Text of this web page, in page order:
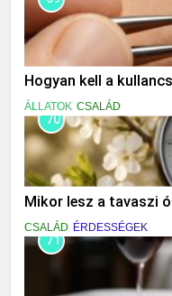
Hogyan kell a
ÁLLATOK CSALÁD
70
Mikor lesz a tavaszi
CSALÁD ÉRDESSÉGEK
71